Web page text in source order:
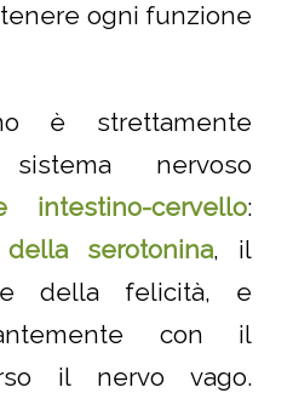
ogni funzione
è strettamente
nervoso
intestino-cervello:
della serotonina, il
della felicità, e
con il
il nervo vago.